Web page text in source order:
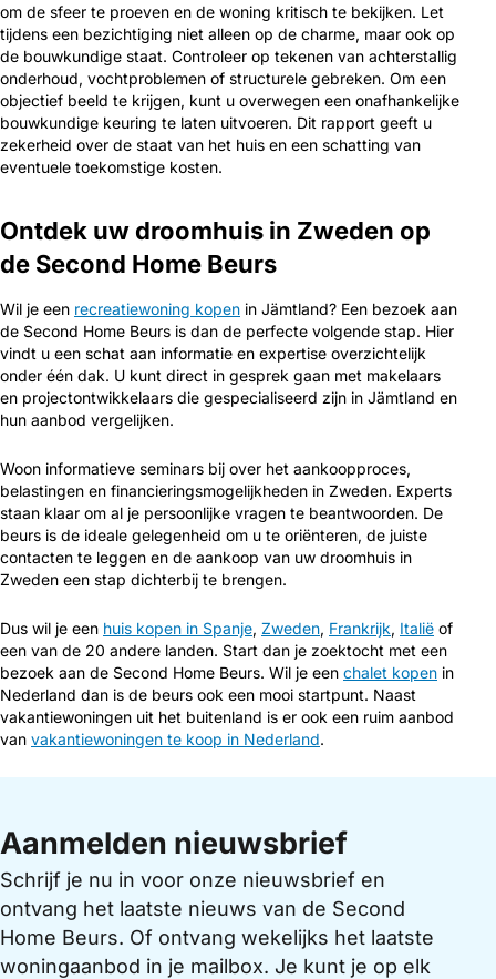
om de sfeer te proeven en de woning kritisch te bekijken. Let
tijdens een bezichtiging niet alleen op de charme, maar ook op
de bouwkundige staat. Controleer op tekenen van achterstallig
onderhoud, vochtproblemen of structurele gebreken. Om een
objectief beeld te krijgen, kunt u overwegen een onafhankelijke
bouwkundige keuring te laten uitvoeren. Dit rapport geeft u
zekerheid over de staat van het huis en een schatting van
eventuele toekomstige kosten.
Ontdek uw droomhuis in Zweden op
de Second Home Beurs
Wil je een recreatiewoning kopen in Jämtland? Een bezoek aan
de Second Home Beurs is dan de perfecte volgende stap. Hier
vindt u een schat aan informatie en expertise overzichtelijk
onder één dak. U kunt direct in gesprek gaan met makelaars
en projectontwikkelaars die gespecialiseerd zijn in Jämtland en
hun aanbod vergelijken.
Woon informatieve seminars bij over het aankoopproces,
belastingen en financieringsmogelijkheden in Zweden. Experts
staan klaar om al je persoonlijke vragen te beantwoorden. De
beurs is de ideale gelegenheid om u te oriënteren, de juiste
contacten te leggen en de aankoop van uw droomhuis in
Zweden een stap dichterbij te brengen.
Dus wil je een huis kopen in Spanje, Zweden, Frankrijk, Italië of
een van de 20 andere landen. Start dan je zoektocht met een
bezoek aan de Second Home Beurs. Wil je een chalet kopen in
Nederland dan is de beurs ook een mooi startpunt. Naast
vakantiewoningen uit het buitenland is er ook een ruim aanbod
van vakantiewoningen te koop in Nederland.
Aanmelden nieuwsbrief
Schrijf je nu in voor onze nieuwsbrief en
ontvang het laatste nieuws van de Second
Home Beurs. Of ontvang wekelijks het laatste
woningaanbod in je mailbox. Je kunt je op elk